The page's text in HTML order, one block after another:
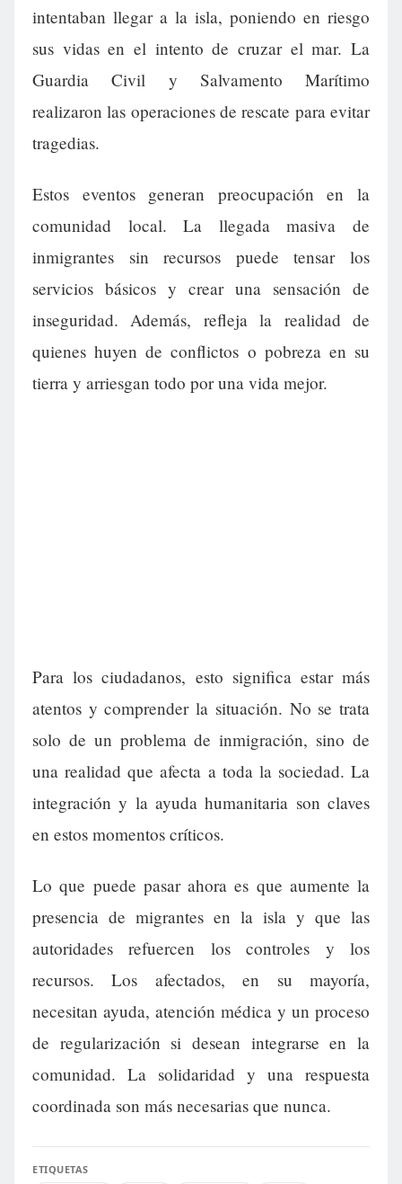
intentaban llegar a la isla, poniendo en riesgo
sus vidas en el intento de cruzar el mar. La
Guardia Civil y Salvamento Marítimo
realizaron las operaciones de rescate para evitar
tragedias.
Estos eventos generan preocupación en la
comunidad local. La llegada masiva de
inmigrantes sin recursos puede tensar los
servicios básicos y crear una sensación de
inseguridad. Además, refleja la realidad de
quienes huyen de conflictos o pobreza en su
tierra y arriesgan todo por una vida mejor.
Para los ciudadanos, esto significa estar más
atentos y comprender la situación. No se trata
solo de un problema de inmigración, sino de
una realidad que afecta a toda la sociedad. La
integración y la ayuda humanitaria son claves
en estos momentos críticos.
Lo que puede pasar ahora es que aumente la
presencia de migrantes en la isla y que las
autoridades refuercen los controles y los
recursos. Los afectados, en su mayoría,
necesitan ayuda, atención médica y un proceso
de regularización si desean integrarse en la
comunidad. La solidaridad y una respuesta
coordinada son más necesarias que nunca.
ETIQUETAS